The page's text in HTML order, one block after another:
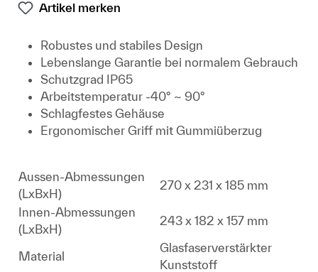
Artikel merken
Robustes und stabiles Design
Lebenslange Garantie bei normalem Gebrauch
Schutzgrad IP65
Arbeitstemperatur -40° ~ 90°
Schlagfestes Gehäuse
Ergonomischer Griff mit Gummiüberzug
Aussen-Abmessungen
(LxBxH)
270 x 231 x 185 mm
Innen-Abmessungen
(LxBxH)
243 x 182 x 157 mm
Material
Glasfaserverstärkter
Kunststoff